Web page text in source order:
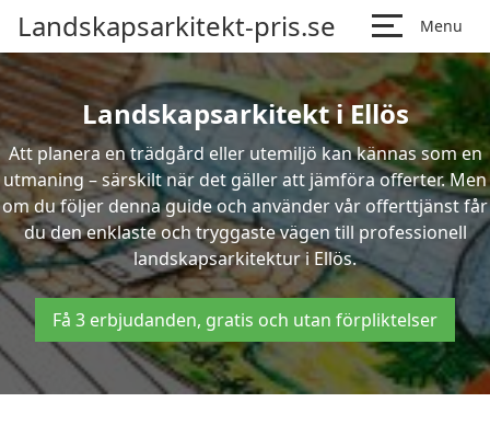
Landskapsarkitekt-pris.se Menu
Landskapsarkitekt i Ellös
Att planera en trädgård eller utemiljö kan kännas som en
utmaning – särskilt när det gäller att jämföra offerter. Men
om du följer denna guide och använder vår offerttjänst får
du den enklaste och tryggaste vägen till professionell
landskapsarkitektur i Ellös.
Få 3 erbjudanden, gratis och utan förpliktelser